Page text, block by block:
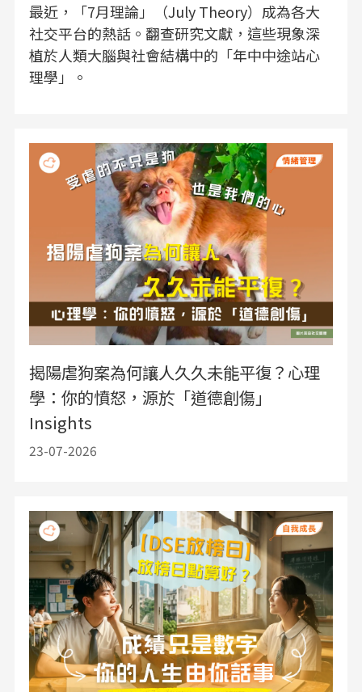
最近，「7月理論」（July Theory）成為各大
社交平台的熱話。翻查研究文獻，這些現象深
植於人類大腦與社會結構中的「年中中途站心
理學」。
揭陽虐狗案為何讓人久久未能平復？心理
學：你的憤怒，源於「道德創傷」
Insights
23-07-2026